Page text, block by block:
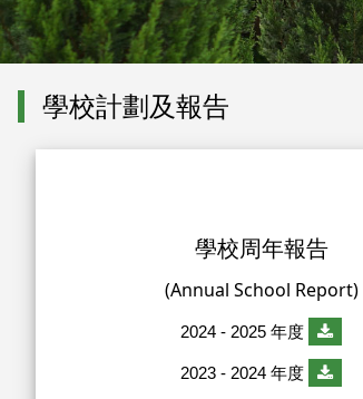
學校計劃及報告
學校周年報告
(Annual School Report)
2024 - 2025 年度
2023 - 2024 年度